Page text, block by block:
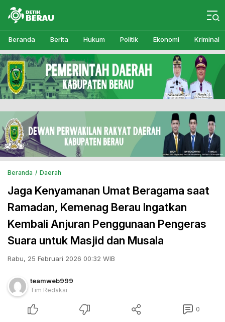
Detikberau.com
Media Diskusi Rakyat
Beranda Berita Hukum Politik Ekonomi Kriminal
Beranda Daerah
Jaga Kenyamanan Umat Beragama saat
Ramadan, Kemenag Berau Ingatkan
Kembali Anjuran Penggunaan Pengeras
Suara untuk Masjid dan Musala
Rabu, 25 Februari 2026 00:32 WIB
teamweb999
Tim Redaksi
0